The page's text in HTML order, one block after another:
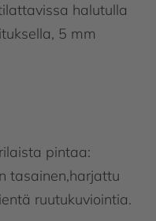
halutulla
5 mm
pintaa:
tasainen,harjattu
ruutukuviointia.